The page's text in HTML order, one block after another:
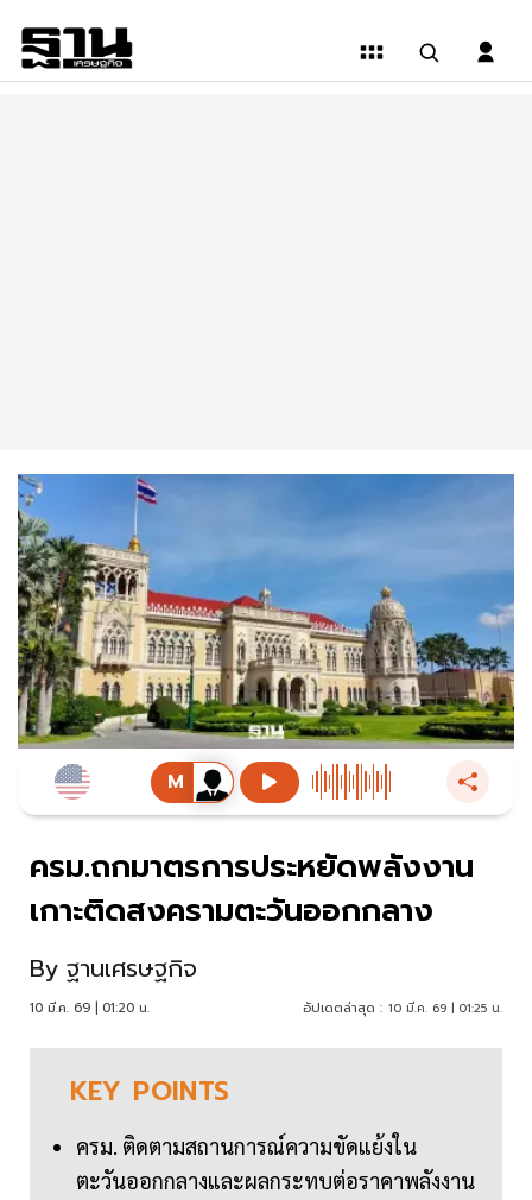
ครม.ถกมาตรการประหยัดพลังงาน
เกาะติดสงครามตะวันออกกลาง
By ฐานเศรษฐกิจ
10 มี.ค. 69 | 01:20 น. อัปเดตล่าสุด : 10 มี.ค. 69 | 01:25 น.
KEY POINTS
ครม. ติดตามสถานการณ์ความขัดแย้งใน
ตะวันออกกลางและผลกระทบต่อราคาพลังงาน